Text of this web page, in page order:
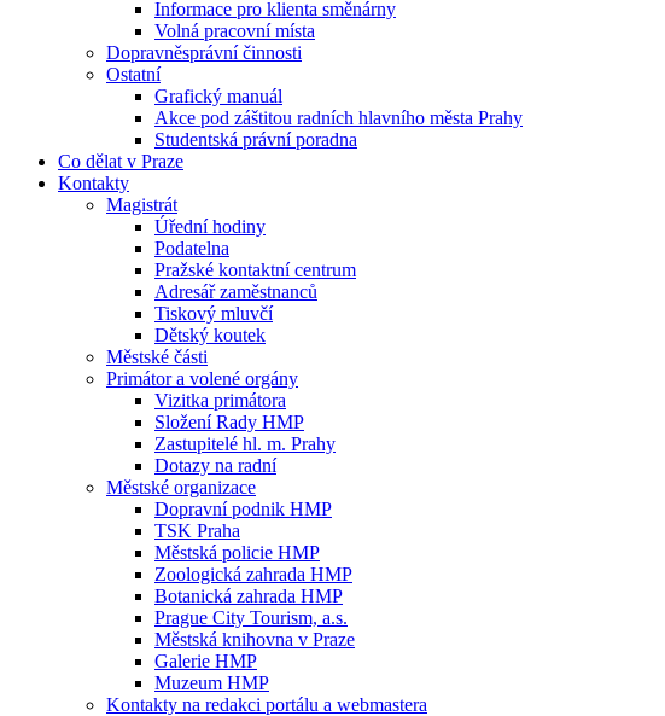
Informace pro klienta směnárny
Volná pracovní místa
Dopravněsprávní činnosti
Ostatní
Grafický manuál
Akce pod záštitou radních hlavního města Prahy
Studentská právní poradna
Co dělat v Praze
Kontakty
Magistrát
Úřední hodiny
Podatelna
Pražské kontaktní centrum
Adresář zaměstnanců
Tiskový mluvčí
Dětský koutek
Městské části
Primátor a volené orgány
Vizitka primátora
Složení Rady HMP
Zastupitelé hl. m. Prahy
Dotazy na radní
Městské organizace
Dopravní podnik HMP
TSK Praha
Městská policie HMP
Zoologická zahrada HMP
Botanická zahrada HMP
Prague City Tourism, a.s.
Městská knihovna v Praze
Galerie HMP
Muzeum HMP
Kontakty na redakci portálu a webmastera